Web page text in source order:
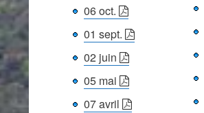
06 oct.
01 sept.
02 juin
05 mai
07 avril